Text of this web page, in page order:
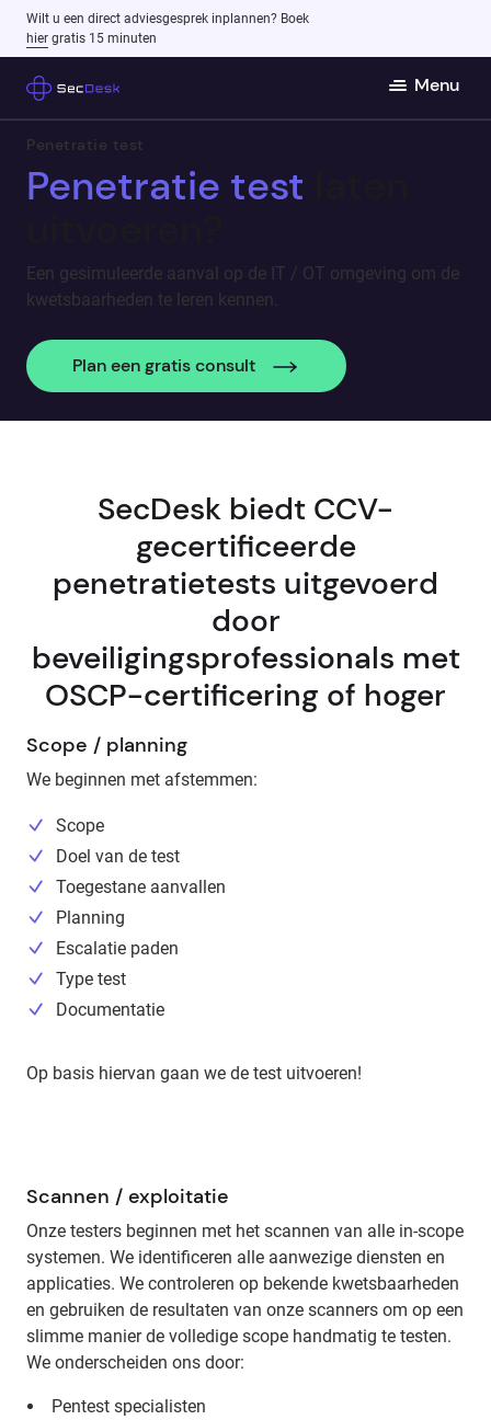
Wilt u een direct adviesgesprek inplannen? Boek
hier gratis 15 minuten
Menu
Penetratie test
Penetratie test
Een gesimuleerde aanval op de IT / OT omgeving om de
kwetsbaarheden te leren kennen.
Plan een gratis consult
SecDesk biedt CCV-
gecertificeerde
penetratietests uitgevoerd
door
beveiligingsprofessionals met
OSCP-certificering of hoger
Scope / planning
We beginnen met afstemmen:
Scope
Doel van de test
Toegestane aanvallen
Planning
Escalatie paden
Type test
Documentatie
Op basis hiervan gaan we de test uitvoeren!
Scannen / exploitatie
Onze testers beginnen met het scannen van alle in-scope
systemen. We identificeren alle aanwezige diensten en
applicaties. We controleren op bekende kwetsbaarheden
en gebruiken de resultaten van onze scanners om op een
slimme manier de volledige scope handmatig te testen.
We onderscheiden ons door:
Pentest specialisten